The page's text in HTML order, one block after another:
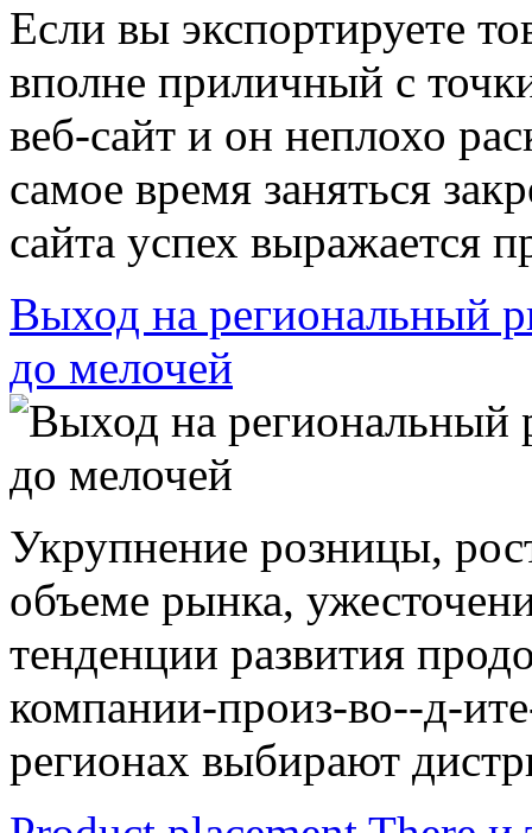
Если вы экспортируете
вполне приличный с
веб-сайт и он неплохо
самое время заняться
сайта успех выражается
Выход на региональный
до мелочей
Укрупнение розницы,
объеме рынка,
тенденции развития
компании-произ-во--д-
регионах выбирают